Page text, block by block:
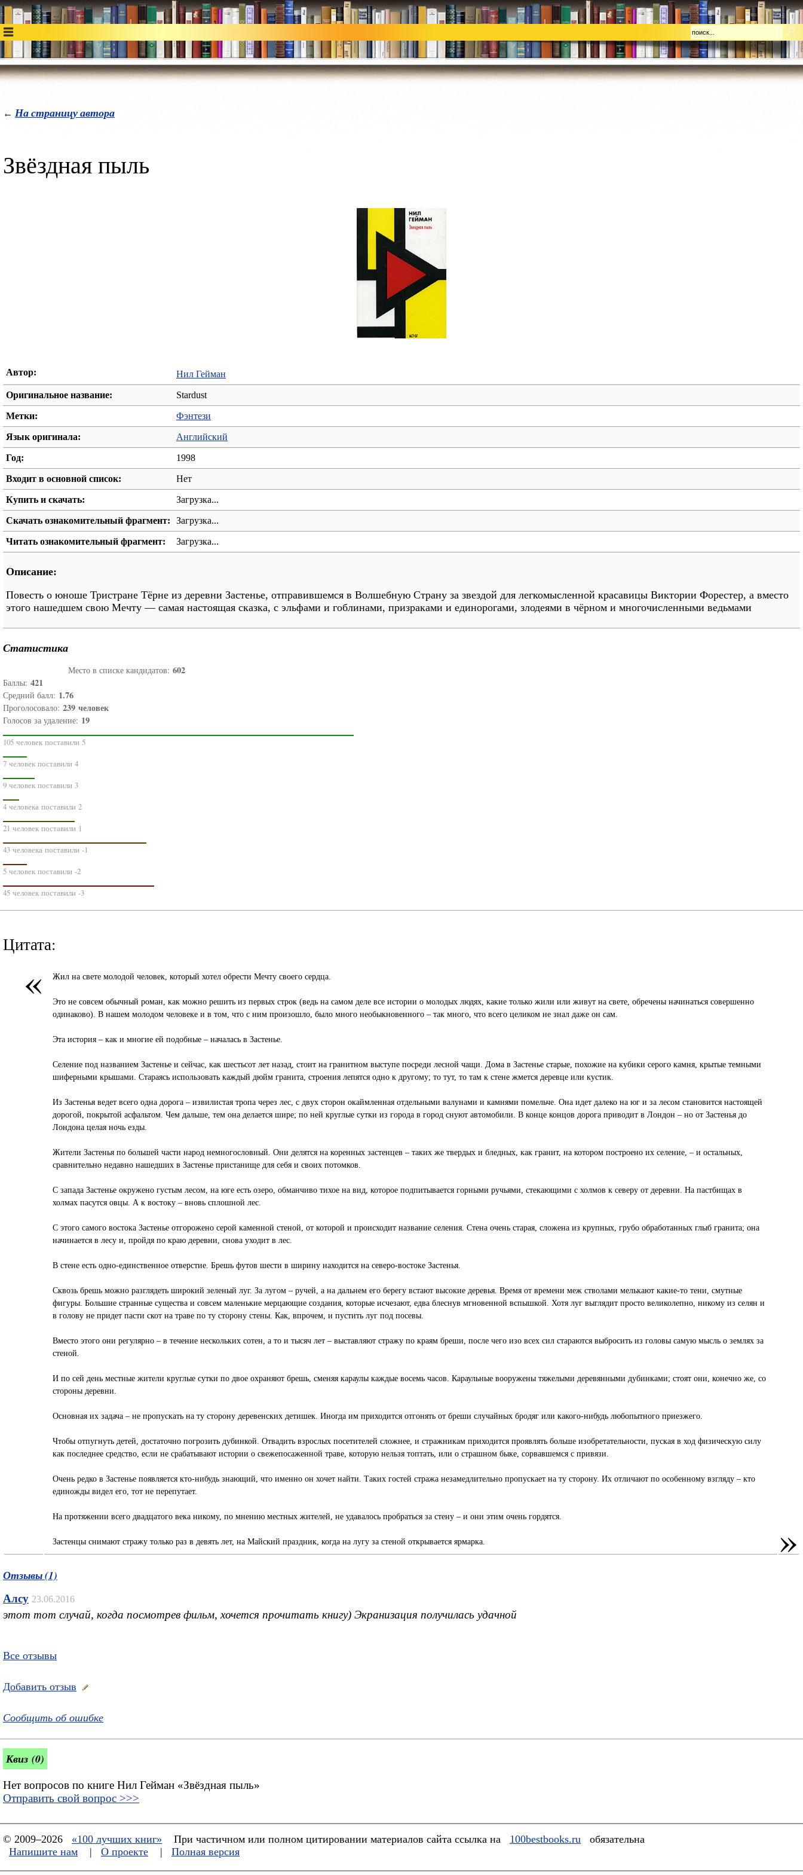
← На страницу автора
Звёздная пыль
Автор: Нил Гейман
Оригинальное название: Stardust
Метки: Фэнтези
Язык оригинала: Английский
Год: 1998
Входит в основной список: Нет
Купить и скачать: Загрузка...
Скачать ознакомительный фрагмент: Загрузка...
Читать ознакомительный фрагмент: Загрузка...
Описание:
Повесть о юноше Тристране Тёрне из деревни Застенье, отправившемся в Волшебную Страну за звездой для легкомысленной красавицы Виктории Форестер, а вместо
этого нашедшем свою Мечту — самая настоящая сказка, с эльфами и гоблинами, призраками и единорогами, злодеями в чёрном и многочисленными ведьмами
Статистика
Место в списке кандидатов: 602
Баллы: 421
Средний балл: 1.76
Проголосовало: 239 человек
Голосов за удаление: 19
105 человек поставили 5
7 человек поставили 4
9 человек поставили 3
4 человека поставили 2
21 человек поставили 1
43 человека поставили -1
5 человек поставили -2
45 человек поставили -3
Цитата:
« Жил на свете молодой человек, который хотел обрести Мечту своего сердца.
Это не совсем обычный роман, как можно решить из первых строк (ведь на самом деле все истории о молодых людях, какие только жили или живут на свете, обречены начинаться совершенно
одинаково). В нашем молодом человеке и в том, что с ним произошло, было много необыкновенного – так много, что всего целиком не знал даже он сам.
Эта история – как и многие ей подобные – началась в Застенье.
Селение под названием Застенье и сейчас, как шестьсот лет назад, стоит на гранитном выступе посреди лесной чащи. Дома в Застенье старые, похожие на кубики серого камня, крытые темными
шиферными крышами. Стараясь использовать каждый дюйм гранита, строения лепятся одно к другому; то тут, то там к стене жмется деревце или кустик.
Из Застенья ведет всего одна дорога – извилистая тропа через лес, с двух сторон окаймленная отдельными валунами и камнями помельче. Она идет далеко на юг и за лесом становится настоящей
дорогой, покрытой асфальтом. Чем дальше, тем она делается шире; по ней круглые сутки из города в город снуют автомобили. В конце концов дорога приводит в Лондон – но от Застенья до
Лондона целая ночь езды.
Жители Застенья по большей части народ немногословный. Они делятся на коренных застенцев – таких же твердых и бледных, как гранит, на котором построено их селение, – и остальных,
сравнительно недавно нашедших в Застенье пристанище для себя и своих потомков.
С запада Застенье окружено густым лесом, на юге есть озеро, обманчиво тихое на вид, которое подпитывается горными ручьями, стекающими с холмов к северу от деревни. На пастбищах в
холмах пасутся овцы. А к востоку – вновь сплошной лес.
С этого самого востока Застенье отгорожено серой каменной стеной, от которой и происходит название селения. Стена очень старая, сложена из крупных, грубо обработанных глыб гранита; она
начинается в лесу и, пройдя по краю деревни, снова уходит в лес.
В стене есть одно-единственное отверстие. Брешь футов шести в ширину находится на северо-востоке Застенья.
Сквозь брешь можно разглядеть широкий зеленый луг. За лугом – ручей, а на дальнем его берегу встают высокие деревья. Время от времени меж стволами мелькают какие-то тени, смутные
фигуры. Большие странные существа и совсем маленькие мерцающие создания, которые исчезают, едва блеснув мгновенной вспышкой. Хотя луг выглядит просто великолепно, никому из селян и
в голову не придет пасти скот на траве по ту сторону стены. Как, впрочем, и пустить луг под посевы.
Вместо этого они регулярно – в течение нескольких сотен, а то и тысяч лет – выставляют стражу по краям бреши, после чего изо всех сил стараются выбросить из головы самую мысль о землях за
стеной.
И по сей день местные жители круглые сутки по двое охраняют брешь, сменяя караулы каждые восемь часов. Караульные вооружены тяжелыми деревянными дубинками; стоят они, конечно же, со
стороны деревни.
Основная их задача – не пропускать на ту сторону деревенских детишек. Иногда им приходится отгонять от бреши случайных бродяг или какого-нибудь любопытного приезжего.
Чтобы отпугнуть детей, достаточно погрозить дубинкой. Отвадить взрослых посетителей сложнее, и стражникам приходится проявлять больше изобретательности, пуская в ход физическую силу
как последнее средство, если не срабатывают истории о свежепосаженной траве, которую нельзя топтать, или о страшном быке, сорвавшемся с привязи.
Очень редко в Застенье появляется кто-нибудь знающий, что именно он хочет найти. Таких гостей стража незамедлительно пропускает на ту сторону. Их отличают по особенному взгляду – кто
единожды видел его, тот не перепутает.
На протяжении всего двадцатого века никому, по мнению местных жителей, не удавалось пробраться за стену – и они этим очень гордятся.
Застенцы снимают стражу только раз в девять лет, на Майский праздник, когда на лугу за стеной открывается ярмарка. »
Отзывы (1)
Алсу 23.06.2016
этот тот случай, когда посмотрев фильм, хочется прочитать книгу) Экранизация получилась удачной
Все отзывы
Добавить отзыв
Сообщить об ошибке
Квиз (0)
Нет вопросов по книге Нил Гейман «Звёздная пыль»
Отправить свой вопрос >>>
© 2009–2026 «100 лучших книг» При частичном или полном цитировании материалов сайта ссылка на 100bestbooks.ru
обязательна
Напишите нам
| О проекте | Полная версия